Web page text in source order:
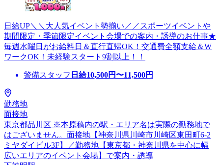
日給UP＼＼大人気イベント勢揃い／／スポーツイベントや
期間限定・季節限定イベント会場での案内・誘導のお仕事★
毎週水曜日がお給料日＆直行直帰OK！交通費全額支給＆W
ワークOK！未経験スタート9割以上！！
警備スタッフ 日給10,500円〜11,500円
勤務地
面接地
東京都品川区 ※本原稿内の駅・エリア名は実際の勤務地で
はございません。面接地【神奈川県川崎市川崎区東田町6-2
ミヤダイビル3F】／勤務地【東京都・神奈川県を中心に幅
広いエリアのイベント会場】で案内・誘導